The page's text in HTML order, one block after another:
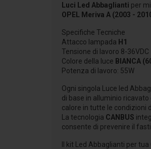
Luci Led Abbaglianti per
OPEL Meriva A (2003 -
Specifiche Tecniche
Attacco lampada H1
Tensione di lavoro 8-36VDC
Colore della luce BIANCA
Potenza di lavoro: 55W
Ogni singola Luce led
di base in alluminio
calore in tutte le condizioni
La tecnologia CANBUS
consente di prevenire il
Il kit Led Abbaglianti per